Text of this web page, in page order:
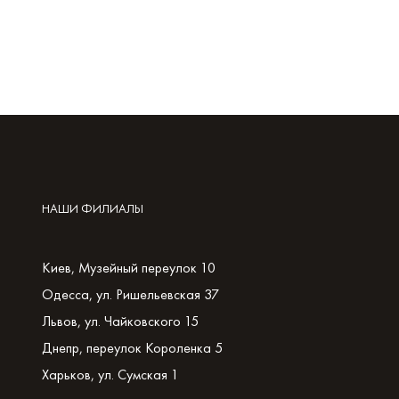
НАШИ ФИЛИАЛЫ
Киев, Музейный переулок 10
Одесса, ул. Ришельевская 37
Львов, ул. Чайковского 15
Днепр, переулок Короленка 5
Харьков, ул. Сумская 1